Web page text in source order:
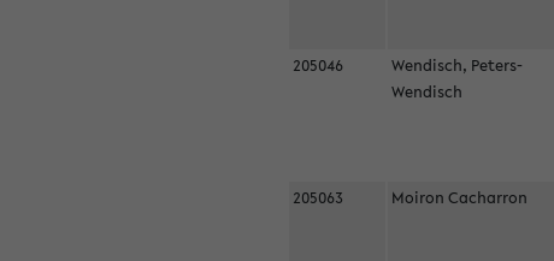
205046
Wendisch, Peters-
Wendisch
205063 Moiron Cacharron